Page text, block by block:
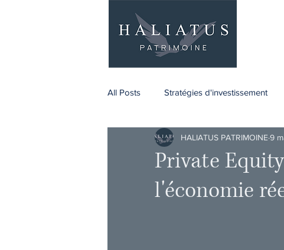
All Posts Stratégies d'investissement
Retraite Entrepreneuriat
Private
l'économie
HALIATUS PATRIMOINE 9